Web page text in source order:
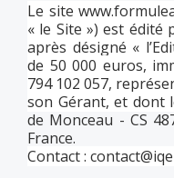
Le site
« le Site ») est édité
après désigné «
de 50 000 euros,
794 102 057,
son Gérant, et dont
de Monceau - CS
France.
Contact :